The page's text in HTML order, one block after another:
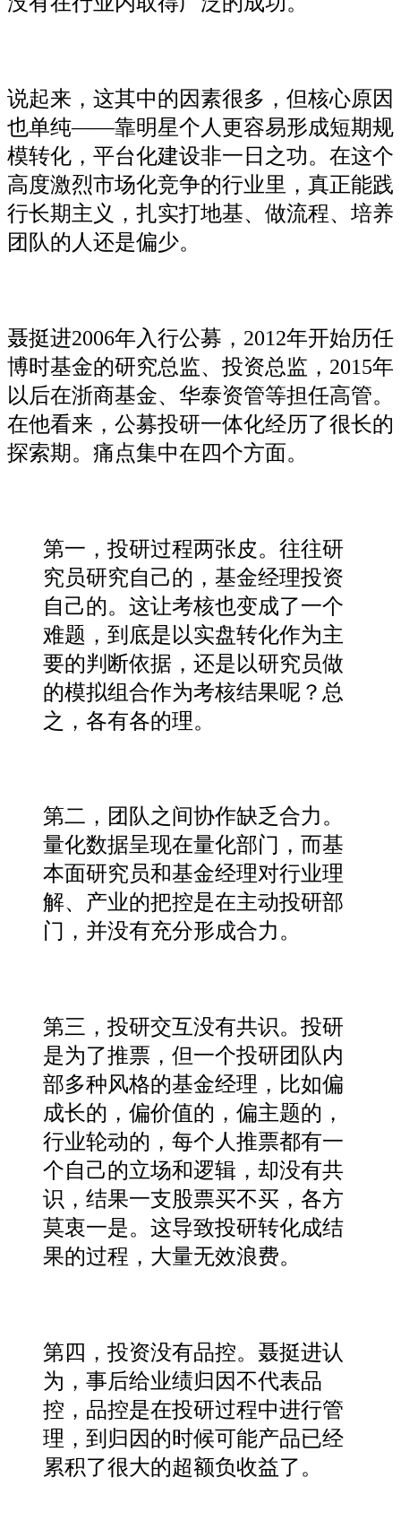
说起来，这其中的因素很多，但核心原因
也单纯——靠明星个人更容易形成短期规
模转化，平台化建设非一日之功。在这个
高度激烈市场化竞争的行业里，真正能践
行长期主义，扎实打地基、做流程、培养
团队的人还是偏少。
聂挺进2006年入行公募，2012年开始历任
博时基金的研究总监、投资总监，2015年
以后在浙商基金、华泰资管等担任高管。
在他看来，公募投研一体化经历了很长的
探索期。痛点集中在四个方面。
第一，投研过程两张皮。往往研
究员研究自己的，基金经理投资
自己的。这让考核也变成了一个
难题，到底是以实盘转化作为主
要的判断依据，还是以研究员做
的模拟组合作为考核结果呢？总
之，各有各的理。
第二，团队之间协作缺乏合力。
量化数据呈现在量化部门，而基
本面研究员和基金经理对行业理
解、产业的把控是在主动投研部
门，并没有充分形成合力。
第三，投研交互没有共识。投研
是为了推票，但一个投研团队内
部多种风格的基金经理，比如偏
成长的，偏价值的，偏主题的，
行业轮动的，每个人推票都有一
个自己的立场和逻辑，却没有共
识，结果一支股票买不买，各方
莫衷一是。这导致投研转化成结
果的过程，大量无效浪费。
第四，投资没有品控。聂挺进认
为，事后给业绩归因不代表品
控，品控是在投研过程中进行管
理，到归因的时候可能产品已经
累积了很大的超额负收益了。